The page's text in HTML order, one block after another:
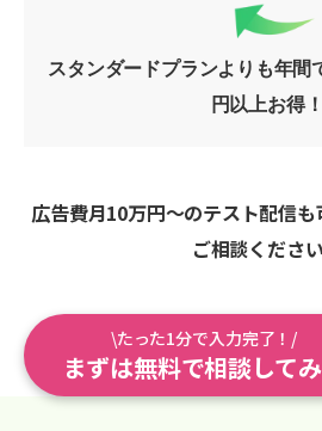
スタンダードプランよりも年間
円以上お得！
広告費月10万円〜のテスト配信
ご相談ください
\たった1分で入力完了！/
まずは無料で相談して